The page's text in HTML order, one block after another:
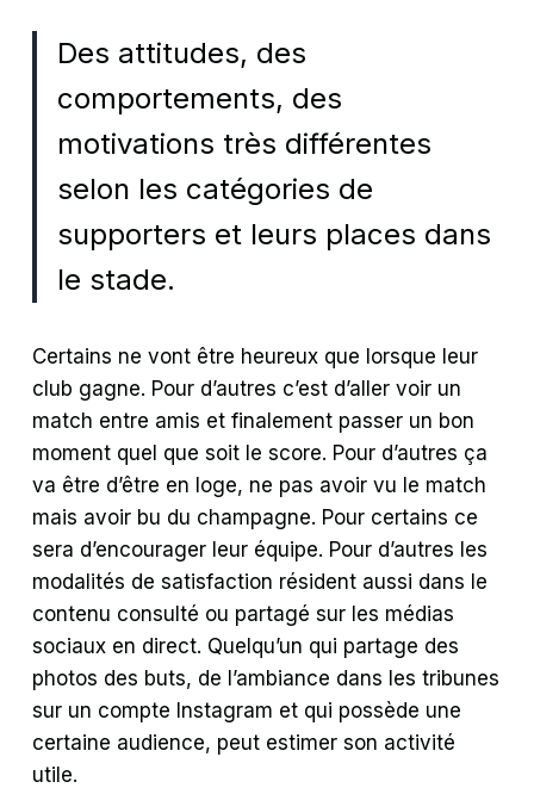
Des attitudes, des
comportements, des
motivations très différentes
selon les catégories de
supporters et leurs places dans
le stade.
Certains ne vont être heureux que lorsque leur
club gagne. Pour d’autres c’est d’aller voir un
match entre amis et finalement passer un bon
moment quel que soit le score. Pour d’autres ça
va être d’être en loge, ne pas avoir vu le match
mais avoir bu du champagne. Pour certains ce
sera d’encourager leur équipe. Pour d’autres les
modalités de satisfaction résident aussi dans le
contenu consulté ou partagé sur les médias
sociaux en direct. Quelqu’un qui partage des
photos des buts, de l’ambiance dans les tribunes
sur un compte Instagram et qui possède une
certaine audience, peut estimer son activité
utile.